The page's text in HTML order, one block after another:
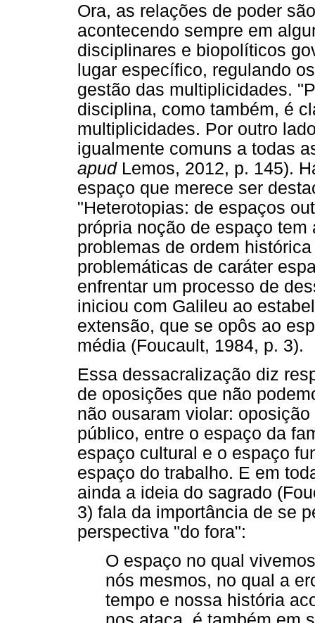
Ora, as relações de poder
acontecendo sempre em
disciplinares e biopolíticos
lugar específico, regulando
gestão das multiplicidades.
disciplina, como também, é
multiplicidades. Por outro
igualmente comuns a todas
apudLemos, 2012, p. 145).
espaço que merece ser
"Heterotopias: de espaços
própria noção de espaço
problemas de ordem
problemáticas de caráter
enfrentar um processo de
iniciou com Galileu ao
extensão, que se opôs ao
média (Foucault, 1984, p. 3).
Essa dessacralização diz
de oposições que não
não ousaram violar:
público, entre o espaço da
espaço cultural e o espaço
espaço do trabalho. E em
ainda a ideia do sagrado
3) fala da importância de se
perspectiva "do fora":
O espaço no qual
nós mesmos, no qual a
tempo e nossa história